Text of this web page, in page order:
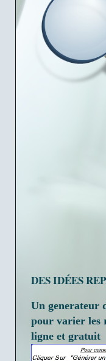
DES IDÉES
Un generateur
pour varier les
ligne et gratuit